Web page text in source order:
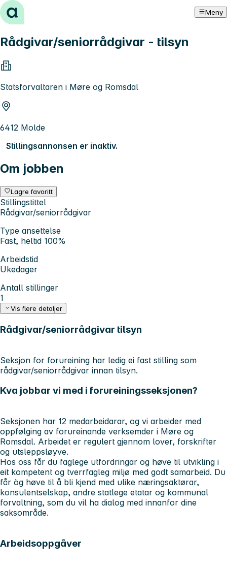
Hopp til innhold Meny
Rådgivar/seniorrådgivar - tilsyn
Statsforvaltaren i Møre og Romsdal
6412 Molde
Stillingsannonsen er inaktiv.
Om jobben
Lagre favoritt
Stillingstittel
Rådgivar/seniorrådgivar
Type ansettelse
Fast, heltid 100%
Arbeidstid
Ukedager
Antall stillinger
1
Vis flere detaljer
Rådgivar/seniorrådgivar tilsyn
Seksjon for forureining har ledig ei fast stilling som
rådgivar/seniorrådgivar innan tilsyn.
Kva jobbar vi med i forureiningsseksjonen?
Seksjonen har 12 medarbeidarar, og vi arbeider med
oppfølging av forureinande verksemder i Møre og
Romsdal. Arbeidet er regulert gjennom lover, forskrifter
og utsleppsløyve.
Hos oss får du faglege utfordringar og høve til utvikling i
eit kompetent og tverrfagleg miljø med godt samarbeid. Du
får òg høve til å bli kjend med ulike næringsaktørar,
konsulentselskap, andre statlege etatar og kommunal
forvaltning, som du vil ha dialog med innanfor dine
saksområde.
Arbeidsoppgåver